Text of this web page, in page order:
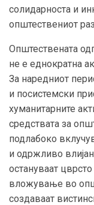
солидарноста и
општествениот
Општествената
не е еднократна
За наредниот
и посистемски
хуманитарните
средствата за
подлабоко
и одржливо
остануваат
вложување во
создаваат